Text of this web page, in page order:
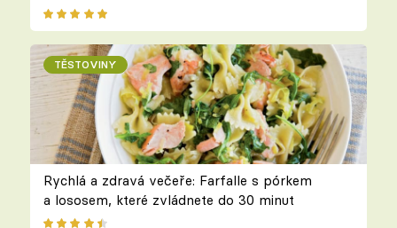
TĚSTOVINY
Rychlá a zdravá večeře: Farfalle s pórkem
a lososem, které zvládnete do 30 minut